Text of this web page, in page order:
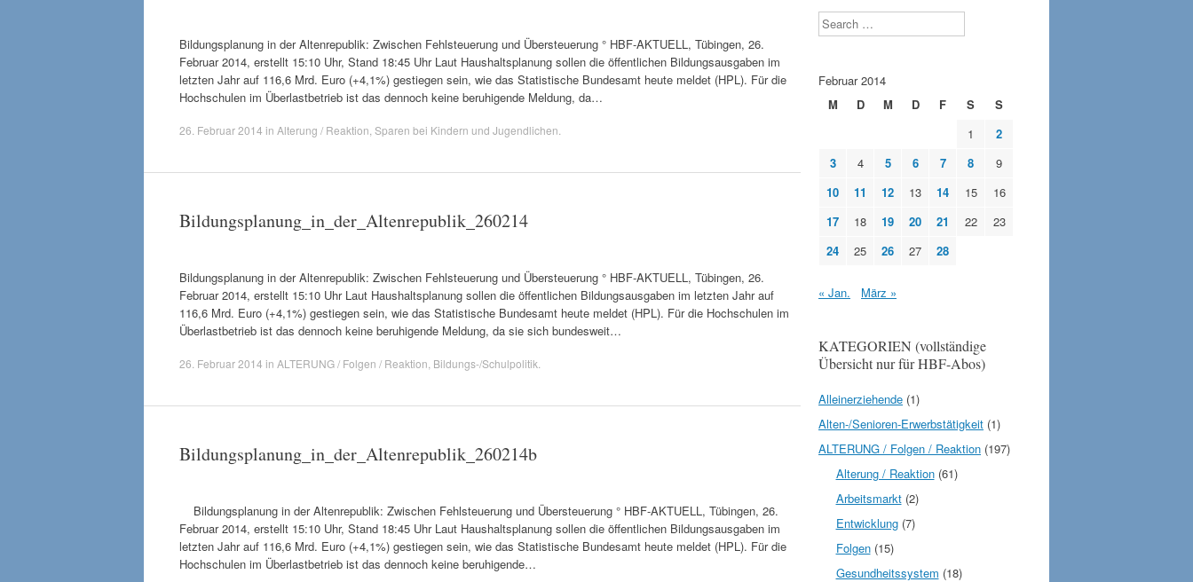
Bildungsplanung in der Altenrepublik: Zwischen Fehlsteuerung und Übersteuerung ° HBF-AKTUELL, Tübingen, 26.
Februar 2014, erstellt 15:10 Uhr, Stand 18:45 Uhr Laut Haushaltsplanung sollen die öffentlichen Bildungsausgaben im
letzten Jahr auf 116,6 Mrd. Euro (+4,1%) gestiegen sein, wie das Statistische Bundesamt heute meldet (HPL). Für die
Hochschulen im Überlastbetrieb ist das dennoch keine beruhigende Meldung, da…
26. Februar 2014 in Alterung / Reaktion Sparen bei Kindern und Jugendlichen
Bildungsplanung_in_der_Altenrepublik_260214
Bildungsplanung in der Altenrepublik: Zwischen Fehlsteuerung und Übersteuerung ° HBF-AKTUELL, Tübingen, 26.
Februar 2014, erstellt 15:10 Uhr Laut Haushaltsplanung sollen die öffentlichen Bildungsausgaben im letzten Jahr auf
116,6 Mrd. Euro (+4,1%) gestiegen sein, wie das Statistische Bundesamt heute meldet (HPL). Für die Hochschulen im
Überlastbetrieb ist das dennoch keine beruhigende Meldung, da sie sich bundesweit…
26. Februar 2014 in ALTERUNG / Folgen / Reaktion Bildungs-/Schulpolitik
Bildungsplanung_in_der_Altenrepublik_260214b
Bildungsplanung in der Altenrepublik: Zwischen Fehlsteuerung und Übersteuerung ° HBF-AKTUELL, Tübingen, 26.
Februar 2014, erstellt 15:10 Uhr, Stand 18:45 Uhr Laut Haushaltsplanung sollen die öffentlichen Bildungsausgaben im
letzten Jahr auf 116,6 Mrd. Euro (+4,1%) gestiegen sein, wie das Statistische Bundesamt heute meldet (HPL). Für die
Hochschulen im Überlastbetrieb ist das dennoch keine beruhigende…
Search
Februar 2014
M
D M D F S
S
1
2
3
4 5 6 7 8
9
10
11 12 13 14 15
16
17
18 19 20 21 22
23
24
25 26 27 28
« Jan. März »
KATEGORIEN (vollständige
Übersicht nur für HBF-Abos)
Alleinerziehende (1)
Alten-/Senioren-Erwerbstätigkeit (1)
ALTERUNG / Folgen / Reaktion (197)
Alterung / Reaktion(61)
Arbeitsmarkt(2)
Entwicklung(7)
Folgen(15)
Gesundheitssystem (18)